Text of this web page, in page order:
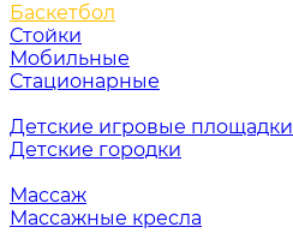
Баскетбол
Стойки
Мобильные
Стационарные
Детские игровые площадки
Детские городки
Массаж
Массажные кресла